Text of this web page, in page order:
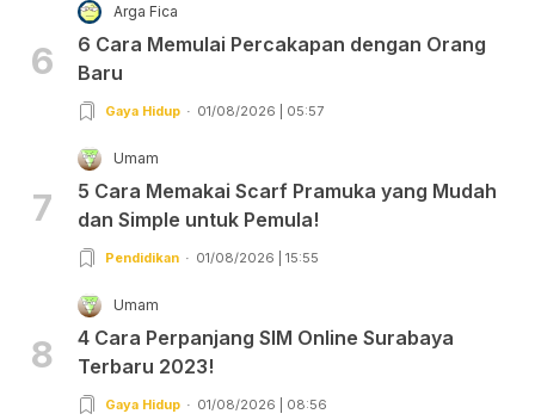
6
Arga Fica
6 Cara Memulai Percakapan dengan Orang
Baru
Gaya Hidup 01/08/2026 | 05:57
7
Umam
5 Cara Memakai Scarf Pramuka yang Mudah
dan Simple untuk Pemula!
Pendidikan 01/08/2026 | 15:55
8
Umam
4 Cara Perpanjang SIM Online Surabaya
Terbaru 2023!
Gaya Hidup 01/08/2026 | 08:56